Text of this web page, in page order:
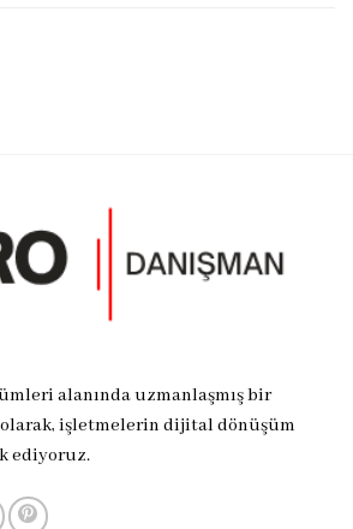
alanında uzmanlaşmış bir
olarak, işletmelerin dijital dönüşüm
ediyoruz.